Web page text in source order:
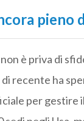
pieno
non è priva di
di recente ha
per gestire